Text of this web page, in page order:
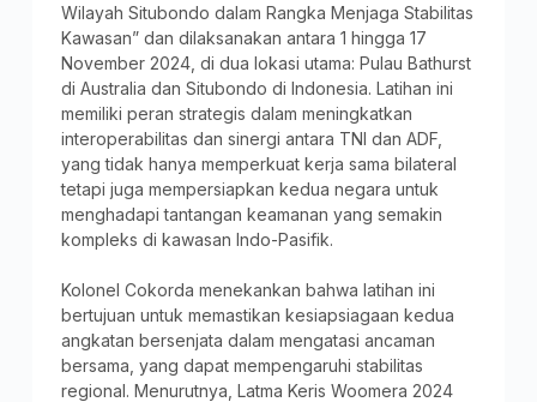
Wilayah Situbondo dalam Rangka Menjaga Stabilitas
Kawasan” dan dilaksanakan antara 1 hingga 17
November 2024, di dua lokasi utama: Pulau Bathurst
di Australia dan Situbondo di Indonesia. Latihan ini
memiliki peran strategis dalam meningkatkan
interoperabilitas dan sinergi antara TNI dan ADF,
yang tidak hanya memperkuat kerja sama bilateral
tetapi juga mempersiapkan kedua negara untuk
menghadapi tantangan keamanan yang semakin
kompleks di kawasan Indo-Pasifik.
Kolonel Cokorda menekankan bahwa latihan ini
bertujuan untuk memastikan kesiapsiagaan kedua
angkatan bersenjata dalam mengatasi ancaman
bersama, yang dapat mempengaruhi stabilitas
regional. Menurutnya, Latma Keris Woomera 2024